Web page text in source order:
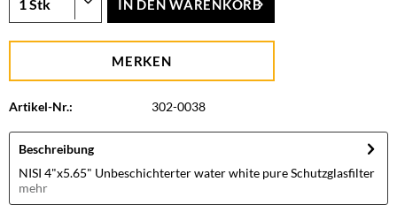
IN DEN WARENKORB
MERKEN
Artikel-Nr.: 302-0038
Beschreibung
NISI 4"x5.65" Unbeschichterter water white pure Schutzglasfilter
mehr